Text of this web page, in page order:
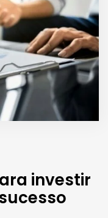
investir